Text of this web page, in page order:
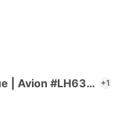
Classe économique | Avion #LH6395 +1